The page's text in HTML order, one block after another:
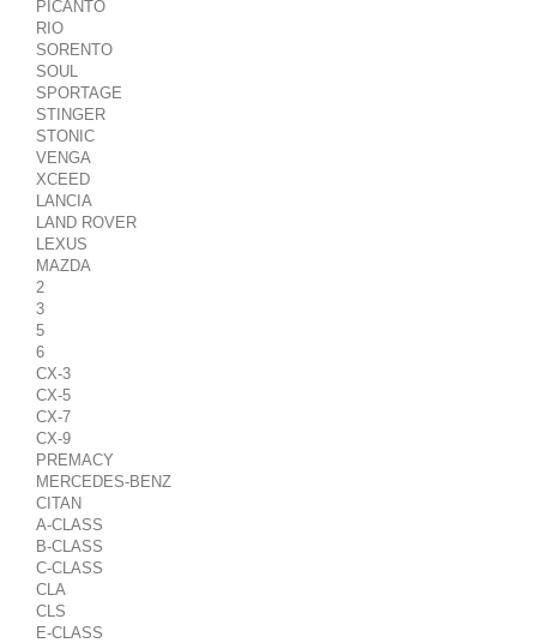
PICANTO
RIO
SORENTO
SOUL
SPORTAGE
STINGER
STONIC
VENGA
XCEED
LANCIA
LAND ROVER
LEXUS
MAZDA
2
3
5
6
CX-3
CX-5
CX-7
CX-9
PREMACY
MERCEDES-BENZ
CITAN
A-CLASS
B-CLASS
C-CLASS
CLA
CLS
E-CLASS